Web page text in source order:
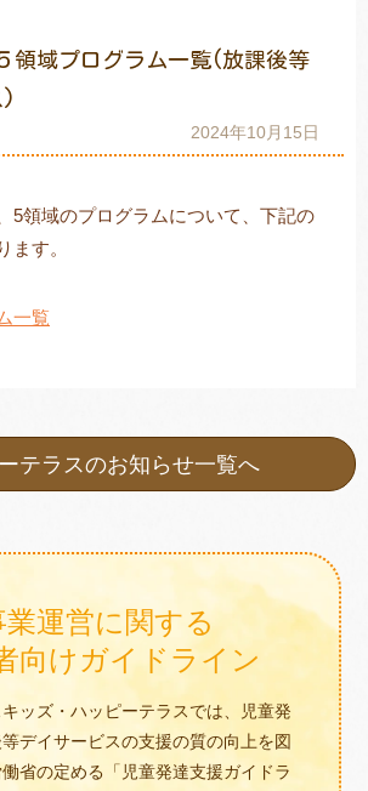
トレキング
域プログラム一覧(放課後等
)
2024年10月15日
5領域のプログラムについて、下記の
ます。
一覧
テラスのお知らせ一覧へ
業運営に関する
向けガイドライン
ッズ・ハッピーテラスでは、児童発
デイサービスの支援の質の向上を図
省の定める「児童発達支援ガイドラ